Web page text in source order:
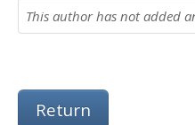
This author has not added
Return